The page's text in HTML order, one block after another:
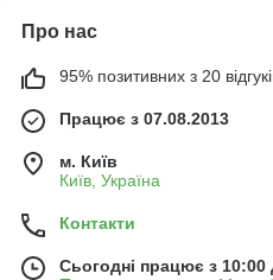
Про нас
95% позитивних з 20
Працює з 07.08.2013
м. Київ
Київ, Україна
Контакти
Сьогодні працює з 10:00